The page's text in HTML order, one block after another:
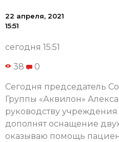
22 апреля, 2021
15:51
сегодня 15:51
38 0
Сегодня председатель
Группы «Аквилон»
руководству
дополнят оснащение
оказываю помощь